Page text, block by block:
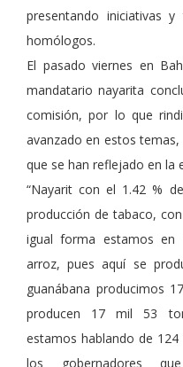
presentando iniciativas
homólogos.
El pasado viernes en
mandatario nayarita
comisión, por lo que
avanzado en estos
que se han reflejado en la
“Nayarit con el 1.42 %
producción de tabaco,
igual forma estamos en
arroz, pues aquí se
guanábana producimos
producen 17 mil 53
estamos hablando de
los gobernadores